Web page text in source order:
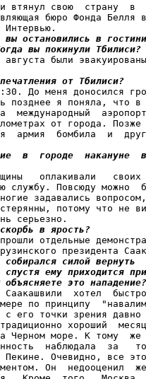
втянул свою  страну  в
бюро Фонда Белля
Интервью.
остановились в
вы покинули Тбилиси?
были эвакуированы
от Тбилиси?
До меня доносился
позднее я поняла, что в
международный
от города. Позже
армия  бомбила  и
в  городе  накануне
оплакивали   своих
службу. Повсюду можно
задавались
потому что не
серьезно.
в ярость?
отдельные
президента
силой вернуть
ему приходится
это
хотел
по принципу
его точки зрения давно
хороший
Черном море. К тому
наблюдала  за
Пекине. Очевидно, все
Он  недооценил